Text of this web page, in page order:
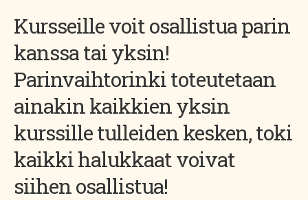
Kursseille voit osallistua parin
kanssa tai yksin!
Parinvaihtorinki toteutetaan
ainakin kaikkien yksin
kurssille tulleiden kesken, toki
kaikki halukkaat voivat
siihen osallistua!